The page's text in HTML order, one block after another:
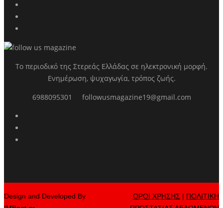
Το περιοδικό της Στερεάς Ελλάδας σε ηλεκτρονική μορφή.
Ενημέρωση, ψυχαγωγία, τρόπος ζωής.
6988095301 followusmagazine19@gmail.com
Design and Developed By
ΟΡΟΙ ΧΡΗΣΗΣ | ΠΟΛΙΤΙΚΗ